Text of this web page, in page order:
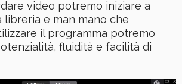
video potremo iniziare a
libreria e man mano che
il programma potremo
fluidità e facilità di